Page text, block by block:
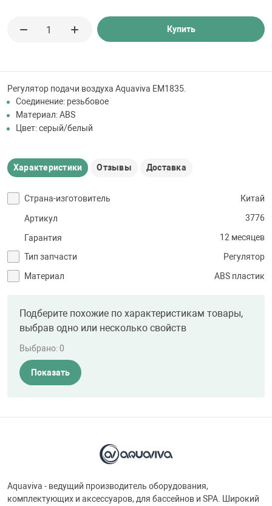
Регулятор подачи воздуха Aquaviva EM1835.
Соединение: резьбовое
Материал: ABS
Цвет: серый/белый
Купить
Характеристики Отзывы Доставка
Страна-изготовитель Китай
Артикул 3776
Гарантия
12 месяцев
Тип запчасти
Регулятор
Материал
ABS пластик
Подберите похожие по характеристикам товары,
выбрав одно или несколько свойств
Выбрано:0
Показать
Aquaviva - ведущий производитель оборудования,
комплектующих и аксессуаров, для бассейнов и SPA. Широкий